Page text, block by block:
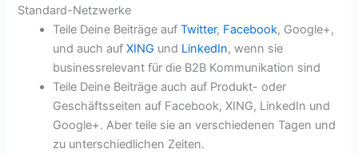
Standard-Netzwerke
Teile Deine Beiträge aufTwitter, Facebook, Google+,
und auch aufXING und LinkedIn, wenn sie
businessrelevant für die B2B Kommunikation sind
Teile Deine Beiträge auch auf Produkt- oder
Geschäftsseiten auf Facebook, XING, LinkedIn und
Google+. Aber teile sie an verschiedenen Tagen und
zu unterschiedlichen Zeiten.